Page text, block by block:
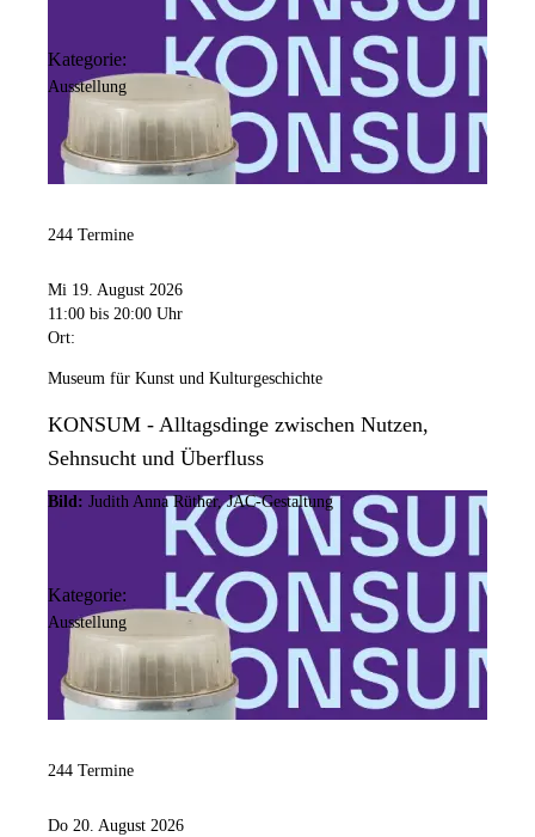
Kategorie:
Ausstellung
244 Termine
Mi 19. August 2026
11:00 bis 20:00 Uhr
Ort:
Museum für Kunst und Kulturgeschichte
KONSUM - Alltagsdinge zwischen Nutzen,
Sehnsucht und Überfluss
Bild: Judith Anna Rüther, JAC-Gestaltung
Kategorie:
Ausstellung
244 Termine
Do 20. August 2026